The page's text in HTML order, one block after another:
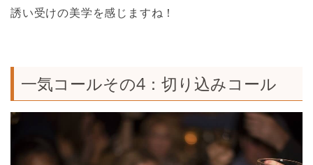
誘い受けの美学を感じますね！
一気コールその4：切り込みコール